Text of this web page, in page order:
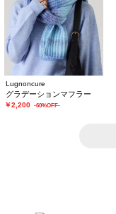
Lugnoncure
グラデーションマフラー
￥2,200 -60%OFF-